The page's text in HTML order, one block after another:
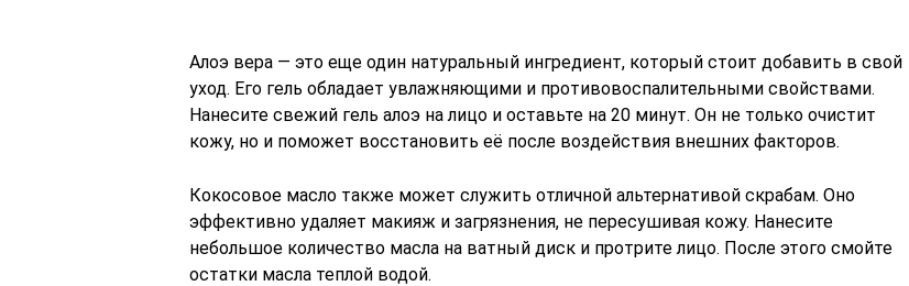
Алоэ вера — это еще один натуральный ингредиент, который стоит добавить в свой
уход. Его гель обладает увлажняющими и противовоспалительными свойствами.
Нанесите свежий гель алоэ на лицо и оставьте на 20 минут. Он не только очистит
кожу, но и поможет восстановить её после воздействия внешних факторов.
Кокосовое масло также может служить отличной альтернативой скрабам. Оно
эффективно удаляет макияж и загрязнения, не пересушивая кожу. Нанесите
небольшое количество масла на ватный диск и протрите лицо. После этого смойте
остатки масла теплой водой.